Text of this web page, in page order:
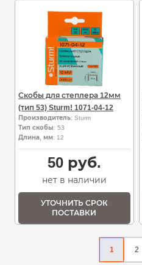
Скобы для степлера 12мм
(тип 53) Sturm! 1071-04-12
Производитель: Sturm
Тип скобы: 53
Длина, мм: 12
50руб.
нет в наличии
УТОЧНИТЬ СРОК
ПОСТАВКИ
1 2